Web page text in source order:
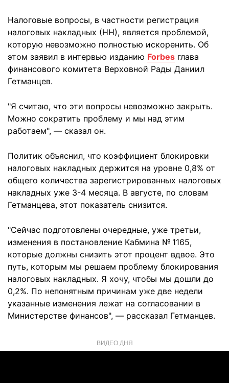
Налоговые вопросы, в частности регистрация
налоговых накладных (НН), является проблемой,
которую невозможно полностью искоренить. Об
этом заявил в интервью изданию Forbes глава
финансового комитета Верховной Рады Даниил
Гетманцев.
"Я считаю, что эти вопросы невозможно закрыть.
Можно сократить проблему и мы над этим
работаем", — сказал он.
Политик объяснил, что коэффициент блокировки
налоговых накладных держится на уровне 0,8% от
общего количества зарегистрированных налоговых
накладных уже 3-4 месяца. В августе, по словам
Гетманцева, этот показатель снизится.
"Сейчас подготовлены очередные, уже третьи,
изменения в постановление Кабмина № 1165,
которые должны снизить этот процент вдвое. Это
путь, которым мы решаем проблему блокирования
налоговых накладных. Я хочу, чтобы мы дошли до
0,2%. По непонятным причинам уже две недели
указанные изменения лежат на согласовании в
Министерстве финансов", — рассказал Гетманцев.
ВИДЕО ДНЯ